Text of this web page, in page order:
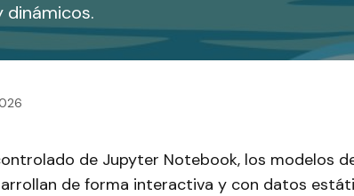
dinámicos.
de Jupyter Notebook, los modelos
de forma interactiva y con datos